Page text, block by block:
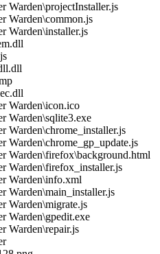
Warden\projectInstaller.js
Warden\common.js
Warden\installer.js
Warden\icon.ico
Warden\sqlite3.exe
Warden\firefox\background.html
Warden\firefox_installer.js
Warden\info.xml
Warden\main_installer.js
Warden\migrate.js
Warden\gpedit.exe
Warden\repair.js